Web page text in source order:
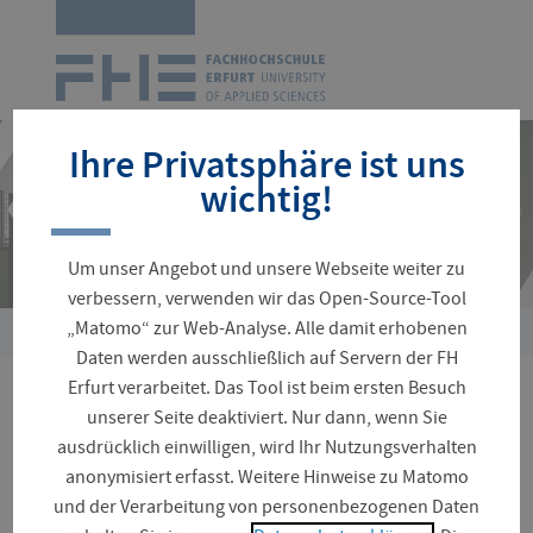
Navigation
überspringen
Sie
sind
hier:
Ökobilanzierung im
Infrastrukturbau (LCAInf)
Ihre Privatsphäre ist uns
wichtig!
Um unser Angebot und unsere Webseite weiter zu
verbessern, verwenden wir das Open-Source-Tool
„Matomo“ zur Web-Analyse. Alle damit erhobenen
Daten werden ausschließlich auf Servern der FH
Erfurt verarbeitet. Das Tool ist beim ersten Besuch
unserer Seite deaktiviert. Nur dann, wenn Sie
ausdrücklich einwilligen, wird Ihr Nutzungsverhalten
anonymisiert erfasst. Weitere Hinweise zu Matomo
und der Verarbeitung von personenbezogenen Daten